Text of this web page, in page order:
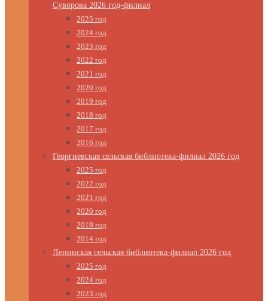
Суворова 2026 год-филиал
2025 год
2024 год
2023 год
2022 год
2021 год
2020 год
2019 год
2018 год
2017 год
2016 год
Георгиевская сельская библиотека-филиал 2026 год
2025 год
2022 год
2021 год
2020 год
2019 год
2014 год
Ленинская сельская библиотека-филиал 2026 год
2025 год
2024 год
2023 год